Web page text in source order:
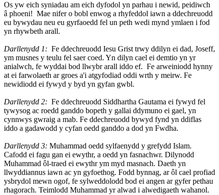
Os yw eich syniadau am eich dyfodol yn parhau i newid, peidiwch
â phoeni! Mae nifer o bobl enwog a rhyfeddol iawn a ddechreuodd
eu bywydau neu eu gyrfaoedd fel un peth wedi mynd ymlaen i fod
yn rhywbeth arall.
Darllenydd 1: Fe ddechreuodd Iesu Grist trwy ddilyn ei dad, Joseff,
ym musnes y teulu fel saer coed. Yn dilyn cael ei demtio yn yr
anialwch, fe wyddai bod llwybr arall iddo ef. Fe arweiniodd hynny
at ei farwolaeth ar groes a'i atgyfodiad oddi wrth y meirw. Fe
newidiodd ei fywyd y byd yn gyfan gwbl.
Darllenydd 2: Fe ddechreuodd Siddhartha Gautama ei fywyd fel
tywysog ac roedd ganddo bopeth y gallai ddymuno ei gael, yn
cynnwys gwraig a mab. Fe ddechreuodd bywyd fynd yn ddiflas
iddo a gadawodd y cyfan oedd ganddo a dod yn Fwdha.
Darllenydd 3: Muhammad oedd sylfaenydd y grefydd Islam.
Cafodd ei fagu gan ei ewythr, a oedd yn fasnachwr. Dilynodd
Muhammad ôl-traed ei ewythr ym myd masnach. Daeth yn
llwyddiannus iawn ac yn gyfoethog. Fodd bynnag, ar ôl cael profiad
ysbrydol mewn ogof, fe sylweddolodd bod ei angen ar gyfer pethau
rhagorach. Teimlodd Muhammad yr alwad i alwedigaeth wahanol.